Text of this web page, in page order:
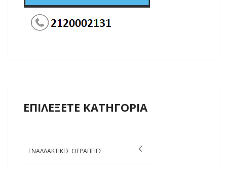
ΕΠΙΛΕΞΕΤΕ ΚΑΤΗΓΟΡΙΑ
ΕΝΑΛΛΑΚΤΙΚΕΣ ΘΕΡΑΠΕΙΕΣ